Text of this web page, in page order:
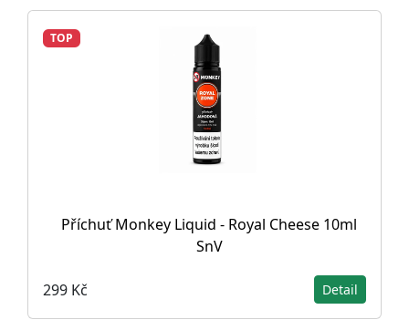
TOP
Příchuť Monkey Liquid - Royal Cheese 10ml
SnV
299 Kč Detail